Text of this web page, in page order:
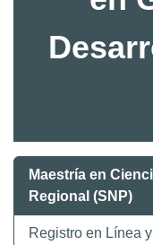
Maestría en
Regional (SNP)
Registro en Línea